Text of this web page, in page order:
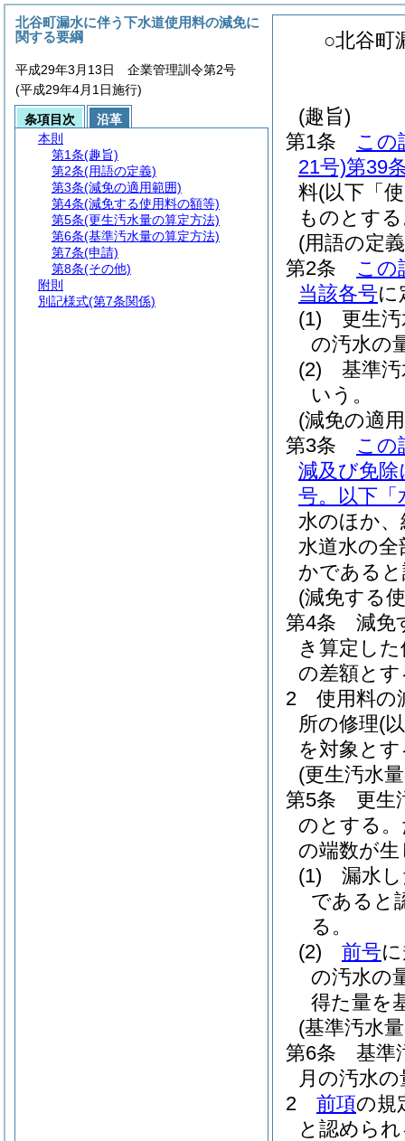
○北谷町
(趣旨)
第1条
この
21号)第39
料(以下「
ものとす
(用語の定
第2条
この
当該各号に
(1)
更生
の汚水の
(2)
基準
いう。
(減免の適
第3条
この
減及び免
号。以下「
水のほか
水道水の
かである
(減免する
第4条
減免
き算定し
の差額とす
2
使用料の
所の修理(
を対象と
(更生汚水
第5条
更生
のとする。
の端数が
(1)
漏水
であると
る。
(2)
前号
の汚水の
得た量を
(基準汚水
第6条
基準
月の汚水
2
前項の規
と認めら
北谷町漏水に伴う下水道使用料の減免に
関する要綱
平成29年3月13日 企業管理訓令第2号
(平成29年4月1日施行)
条項目次
沿革
本則
第1条(趣旨)
第2条(用語の定義)
第3条(減免の適用範囲)
第4条(減免する使用料の額等)
第5条(更生汚水量の算定方法)
第6条(基準汚水量の算定方法)
第7条(申請)
第8条(その他)
附則
別記様式(第7条関係)